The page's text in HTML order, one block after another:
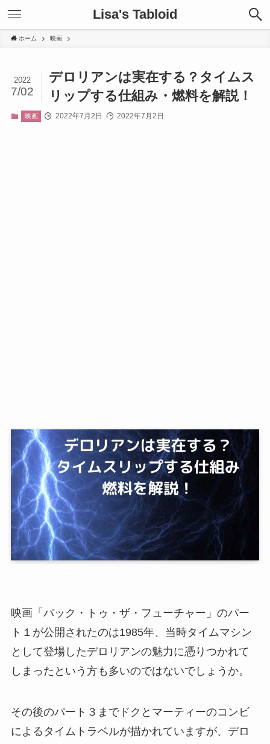
Lisa's Tabloid
ホーム 映画
デロリアンは実在する？タイムス
リップする仕組み・燃料を解説！
2022
7/02
映画 2022年7月2日 2022年7月2日
映画「バック・トゥ・ザ・フューチャー」のパー
ト１が公開されたのは1985年、当時タイムマシン
として登場したデロリアンの魅力に憑りつかれて
しまったという方も多いのではないでしょうか。
その後のパート３までドクとマーティーのコンビ
によるタイムトラベルが描かれていますが、デロ